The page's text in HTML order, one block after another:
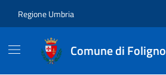
Regione Umbria
Comune di Foligno